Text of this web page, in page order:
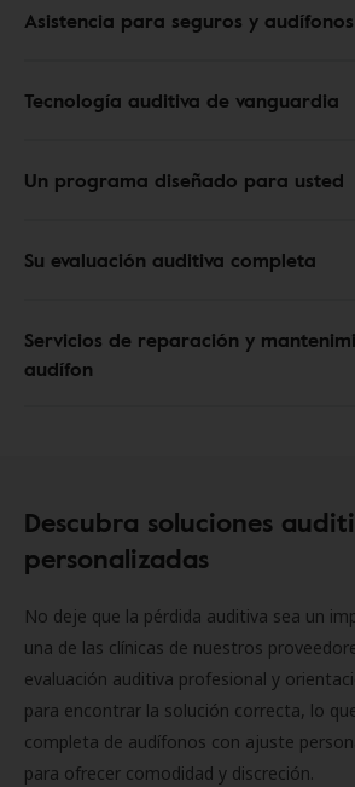
Asistencia para seguros y audífonos
Tecnología auditiva de vanguardia
Un programa diseñado para usted
Su evaluación auditiva completa
Servicios de reparación y
audífon
Descubra soluciones
personalizadas
No deje que la pérdida auditiva sea un
una de las clínicas de nuestros
evaluación auditiva profesional y
para encontrar la solución correcta, lo
completa de audífonos con ajuste
para ofrecer comodidad y discreción.